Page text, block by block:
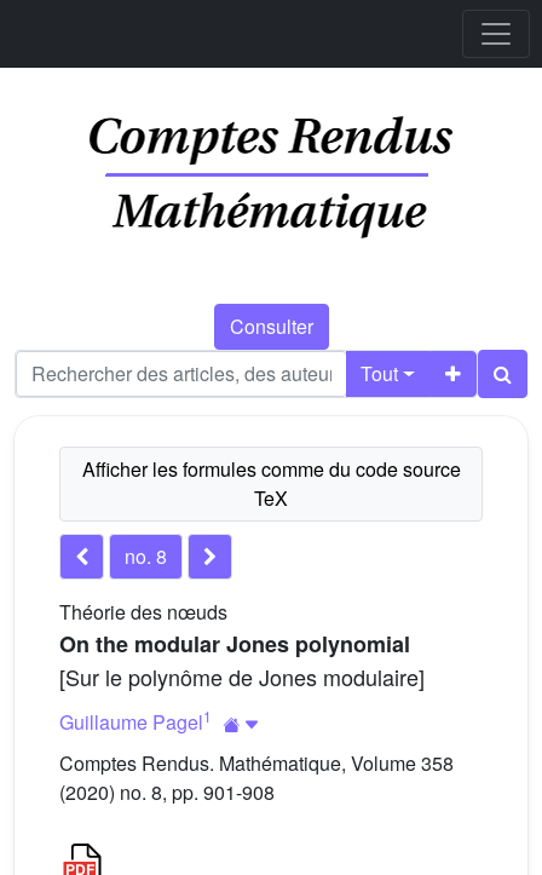
Consulter
Tout
no. 8
Théorie des nœuds
On the modular Jones polynomial
[Sur le polynôme de Jones modulaire]
Guillaume Pagel1
Comptes Rendus. Mathématique, Volume 358
(2020) no. 8, pp. 901-908